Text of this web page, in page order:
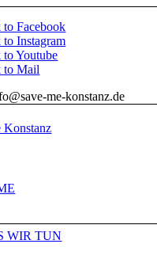
Facebook
Instagram
Youtube
to Mail
me-konstanz.de
WIR TUN